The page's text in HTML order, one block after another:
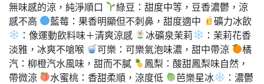
無味感的涼，純淨順口
綠豆：甜度中等，豆香濃鬱，涼
感不高
藍莓：果香明顯但不刺鼻，甜度適中
礦力冰飲
：像運動飲料味＋清爽涼感
冰礦泉茉莉
：茉莉花香
淡雅，冰爽不嗆喉
可樂：可樂氣泡味濃，甜中帶涼
橘
汽：柳橙汽水風味，甜而不膩
鳳梨：酸甜鳳梨味自然，
帶微涼
水蜜桃：香甜柔順，涼度低 芭樂星冰
：濃鬱